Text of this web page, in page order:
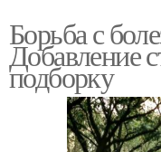
Борьба с
Добавление
подборку